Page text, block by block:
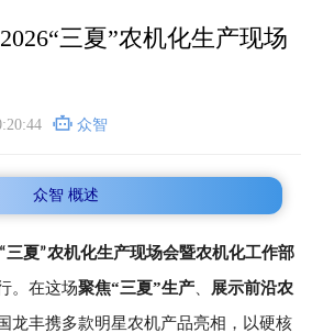
转
内
三夏”农机化生产现场
众智
众智 概述
“三夏 ”农机化生产现场会暨农机化工作部
。 在这场聚焦“三夏”生产
展示前沿农
龙丰携多款明星农机产品亮相，以硬核